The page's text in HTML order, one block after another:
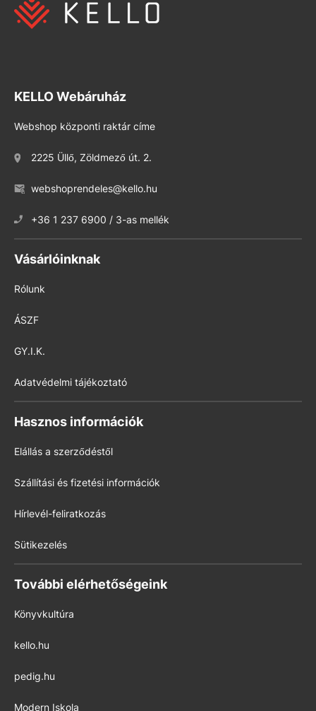
KELLO Webáruház
Webshop központi raktár címe
2225 Üllő, Zöldmező út. 2.
webshoprendeles@kello.hu
+36 1 237 6900 / 3-as mellék
Vásárlóinknak
Rólunk
ÁSZF
GY.I.K.
Adatvédelmi tájékoztató
Hasznos információk
Elállás a szerződéstől
Szállítási és fizetési információk
Hírlevél-feliratkozás
Sütikezelés
További elérhetőségeink
Könyvkultúra
kello.hu
pedig.hu
Modern Iskola